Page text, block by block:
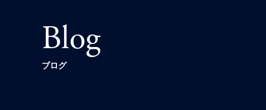
Blog
ブログ